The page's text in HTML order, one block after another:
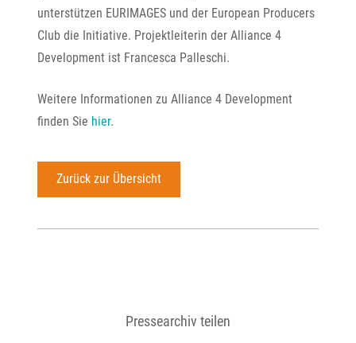
unterstützen EURIMAGES und der European Producers
Club die Initiative. Projektleiterin der Alliance 4
Development ist Francesca Palleschi.
Weitere Informationen zu Alliance 4 Development
finden Sie hier.
Zurück zur Übersicht
Pressearchiv teilen